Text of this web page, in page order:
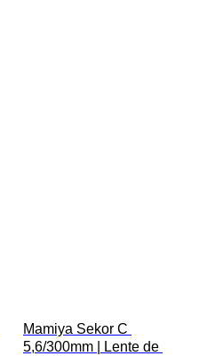
Mamiya Sekor C
5,6/300mm | Lente de